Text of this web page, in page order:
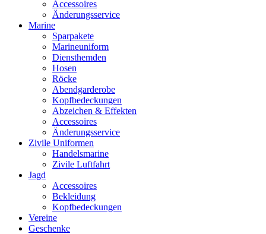
Accessoires
Änderungsservice
Marine
Sparpakete
Marineuniform
Diensthemden
Hosen
Röcke
Abendgarderobe
Kopfbedeckungen
Abzeichen & Effekten
Accessoires
Änderungsservice
Zivile Uniformen
Handelsmarine
Zivile Luftfahrt
Jagd
Accessoires
Bekleidung
Kopfbedeckungen
Vereine
Geschenke